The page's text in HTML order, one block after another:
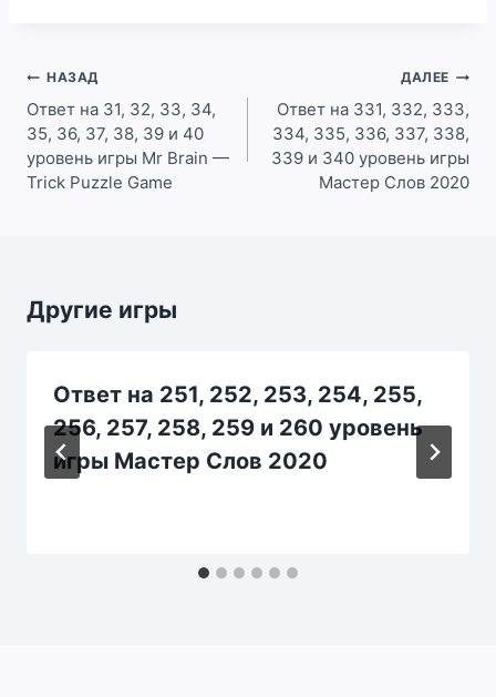
Навигация
по
записям
НАЗАД
Ответ на 31, 32, 33, 34,
35, 36, 37, 38, 39 и 40
уровень игры Mr Brain —
Trick Puzzle Game
ДАЛЕЕ
Ответ на 331, 332, 333,
334, 335, 336, 337, 338,
339 и 340 уровень игры
Мастер Слов 2020
Другие игры
Ответ на 251, 252, 253, 254, 255,
256, 257, 258, 259 и 260 уровень
игры Мастер Слов 2020